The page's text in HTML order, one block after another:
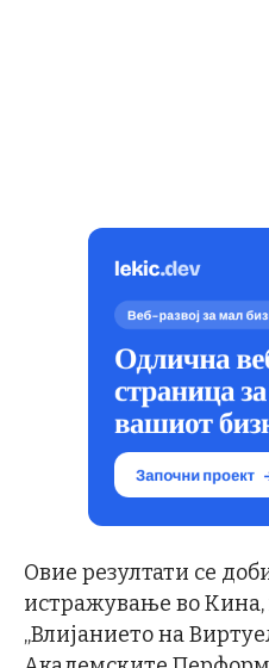
Овие резултати се
истражување во Кина,
„Влијанието на